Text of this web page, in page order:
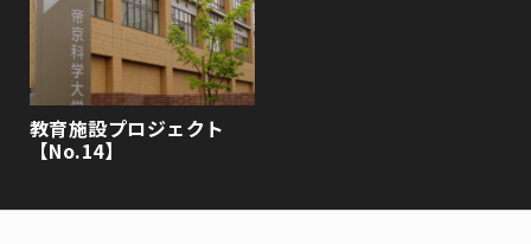
教育施設プロジェクト
【No.14】